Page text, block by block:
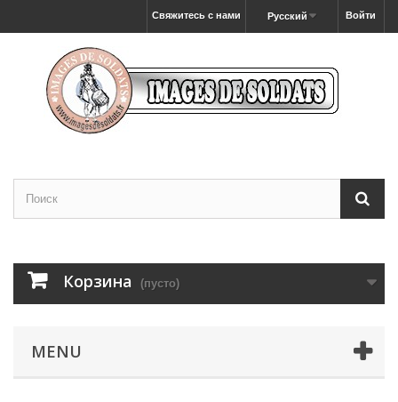
Войти
Русский
Свяжитесь с нами
Корзина (пусто)
MENU